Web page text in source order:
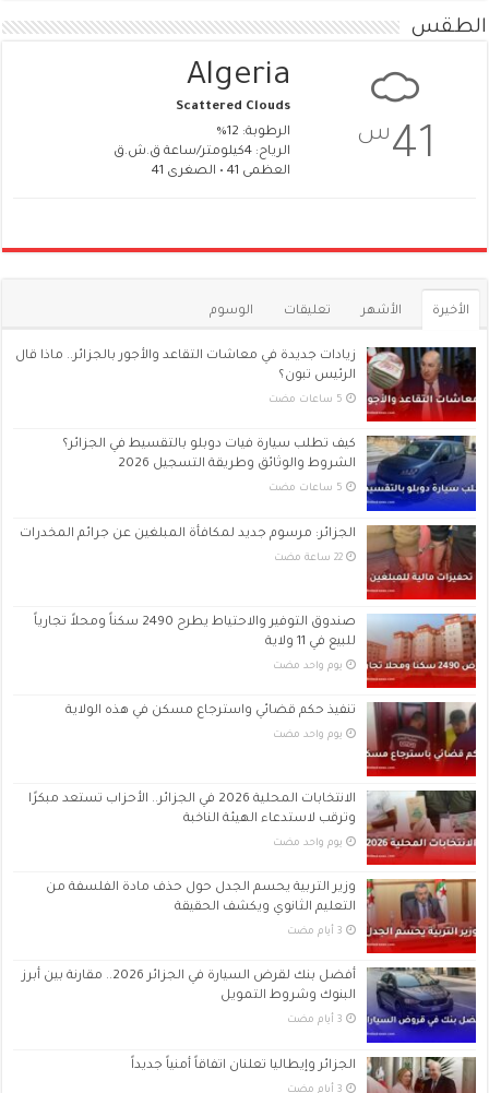
الطقس
41س
Algeria
Scattered Clouds
الرطوبة: 12%
الرياح: 4كيلومتر/ساعة ق.ش.ق‎
العظمى 41 • الصغرى 41
الأخيرة الأشهر تعليقات الوسوم
زيادات جديدة في معاشات التقاعد والأجور بالجزائر.. ماذا قال
الرئيس تبون؟
كيف تطلب سيارة فيات دوبلو بالتقسيط في الجزائر؟
الشروط والوثائق وطريقة التسجيل 2026
الجزائر: مرسوم جديد لمكافأة المبلغين عن جرائم المخدرات
‏22 ساعة مضت
صندوق التوفير والاحتياط يطرح 2490 سكناً ومحلاً تجارياً
للبيع في 11 ولاية
‏يوم واحد مضت
تنفيذ حكم قضائي واسترجاع مسكن في هذه الولاية
‏يوم واحد مضت
الانتخابات المحلية 2026 في الجزائر.. الأحزاب تستعد مبكرًا
وترقب لاستدعاء الهيئة الناخبة
‏يوم واحد مضت
وزير التربية يحسم الجدل حول حذف مادة الفلسفة من
التعليم الثانوي ويكشف الحقيقة
أفضل بنك لقرض السيارة في الجزائر 2026.. مقارنة بين أبرز
البنوك وشروط التمويل
الجزائر وإيطاليا تعلنان اتفاقاً أمنياً جديداً